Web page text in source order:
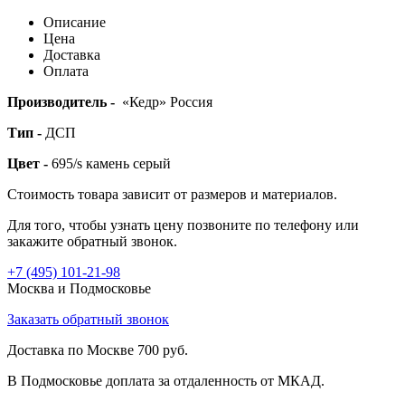
Описание
Цена
Доставка
Оплата
Производитель - «Кедр» Россия
Тип - ДСП
Цвет - 695/s камень серый
Стоимость товара зависит от размеров и материалов.
Для того, чтобы узнать цену позвоните по телефону или
закажите обратный звонок.
+7 (495) 101-21-98
Москва и Подмосковье
Заказать обратный звонок
Доставка по Москве 700 руб.
В Подмосковье доплата за отдаленность от МКАД.